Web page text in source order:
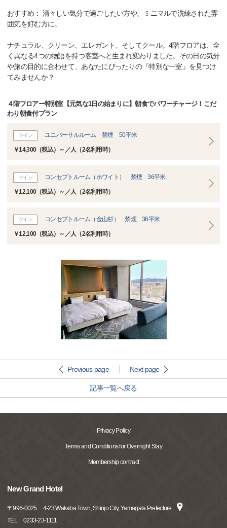
おすすめ： 清々しい気分で過ごしたい方や、ミニマルで洗練された雰
囲気を好む方に。
ナチュラル、クリーン、エレガント、そしてクール。4階フロアは、全
く異なる4つの物語を持つ客室へと生まれ変わりました。その日の気分
や旅の目的に合わせて、あなたにぴったりの『特別な一室』を見つけ
てみませんか？
４階フロアー特別室【元気な1日の始まりに】朝食でパワーチャージ！こだ
わり朝食付プラン
ツイン ユニバーサルルーム 禁煙 50平米
￥14,300（税込）～／人（2名利用時）
ツイン コンセプトルーム（ホワイト） 禁煙 36平米
￥12,100（税込）～／人（2名利用時）
ツイン コンセプトルーム（金山杉） 禁煙 36平米
￥12,100（税込）～／人（2名利用時）
Previous page Next page
記事一覧へ戻る
Privacy Policy
Terms and Conditions for Overnight Stay
Membership contract
New Grand Hotel
〒996-0025
4-23 Wakaba Town, Shinjo City, Yamagata Prefecture
TEL
0233-23-1111